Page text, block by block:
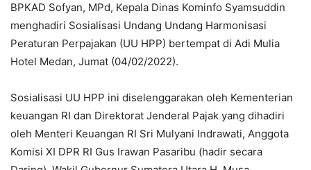
BPKAD Sofyan, MPd, Kepala Dinas Kominfo Syamsuddin
menghadiri Sosialisasi Undang Undang Harmonisasi
Peraturan Perpajakan (UU HPP) bertempat di Adi Mulia
Hotel Medan, Jumat (04/02/2022).
Sosialisasi UU HPP ini diselenggarakan oleh Kementerian
keuangan RI dan Direktorat Jenderal Pajak yang dihadiri
oleh Menteri Keuangan RI Sri Mulyani Indrawati, Anggota
Komisi XI DPR RI Gus Irawan Pasaribu (hadir secara